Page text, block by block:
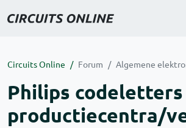
Circuits Online Forum Algemene
Philips codeletters
productiecentra/